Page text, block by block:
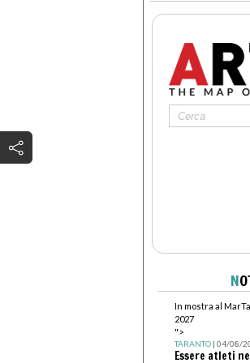
N
In mostra al
2027
">
TARANTO| 04/08/
Essere atleti